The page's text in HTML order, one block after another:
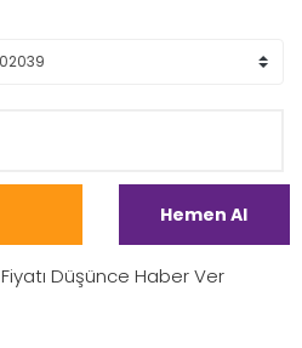
Hemen Al
Fiyatı Düşünce Haber Ver